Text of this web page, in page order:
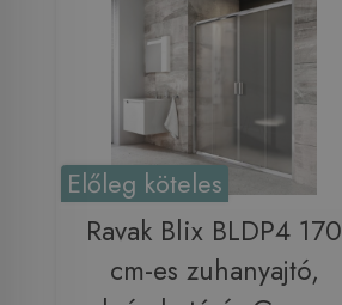
Előleg köteles
Ravak Blix BLDP4 170
cm-es zuhanyajtó,